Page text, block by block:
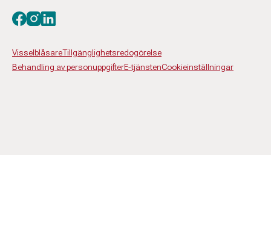
VisselblåsareTillgänglighetsredogörelse
Behandling av personuppgifterE-tjänstenCookieinställningar
Besök oss på facebook
Besök oss på instagram
Besök oss på linkedin